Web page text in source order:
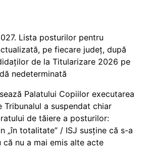
Lista posturilor pentru
pe fiecare județ, după
de la Titularizare 2026 pe
nedeterminată
Palatului Copiilor executarea
Tribunalul a suspendat chiar
de tăiere a posturilor:
„în totalitate” / ISJ susține că s-a
nu a mai emis alte acte